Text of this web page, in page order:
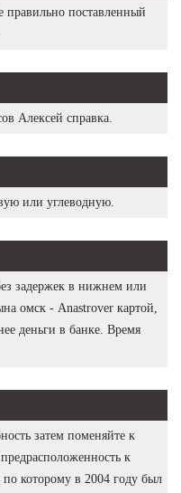
поставленный
Алексей справка.
или углеводную.
задержек в нижнем или
омск - Anastrover картой,
деньги в банке. Время
затем поменяйте к
к
которому в 2004 году был